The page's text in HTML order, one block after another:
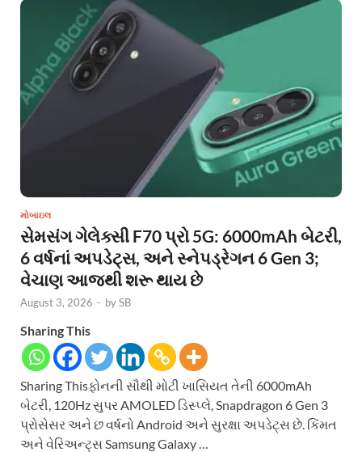
મોબાઇલ
સેમસંગ ગેલેક્સી F70 પ્રો 5G: 6000mAh બેટરી,
6 વર્ષનાં અપડેટ્સ, અને સ્નેપડ્રેગન 6 Gen 3;
વેચાણ આજથી શરૂ થાય છે
August 3, 2026 - bySB
Sharing This
Sharing Thisફોનની સૌથી મોટી ખાસિયત તેની 6000mAh
બેટરી, 120Hz સુપર AMOLED ડિસ્પ્લે, Snapdragon 6 Gen 3
પ્રોસેસર અને છ વર્ષનો Android અને સુરક્ષા અપડેટ્સ છે. કિંમત
અને વેરિઅન્ટ્સ Samsung Galaxy …